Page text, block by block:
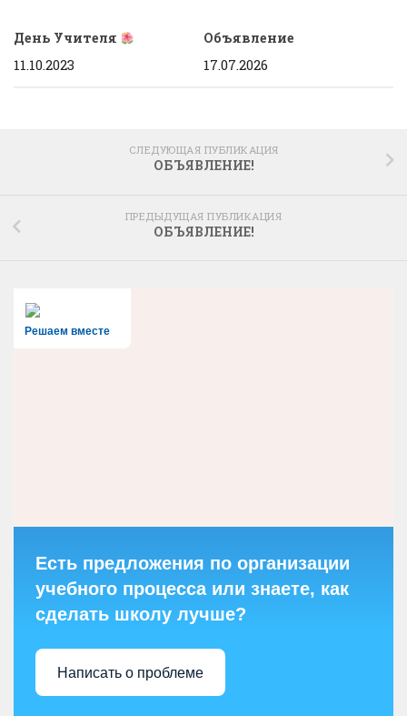
День Учителя
11.10.2023
Объявление
17.07.2026
СЛЕДУЮЩАЯ ПУБЛИКАЦИЯ
ОБЪЯВЛЕНИЕ!
ПРЕДЫДУЩАЯ ПУБЛИКАЦИЯ
ОБЪЯВЛЕНИЕ!
Решаем вместе
Есть предложения по организации
учебного процесса или знаете, как
сделать школу лучше?
Написать о проблеме